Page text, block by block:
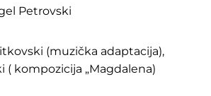
Petrovski
(muzička adaptacija),
( kompozicija „Magdalena)